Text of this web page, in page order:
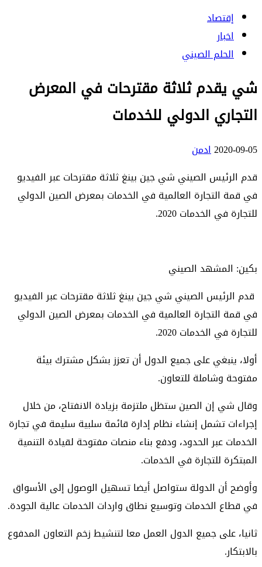
إقتصاد
اخبار
الحلم الصيني
شي يقدم ثلاثة مقترحات في المعرض
التجاري الدولي للخدمات
2020-09-05ادمن
قدم الرئيس الصيني شي جين بينغ ثلاثة مقترحات عبر الفيديو
في قمة التجارة العالمية في الخدمات بمعرض الصين الدولي
للتجارة في الخدمات 2020.
بكين: المشهد الصيني
قدم الرئيس الصيني شي جين بينغ ثلاثة مقترحات عبر الفيديو
في قمة التجارة العالمية في الخدمات بمعرض الصين الدولي
للتجارة في الخدمات 2020.
أولا، ينبغي على جميع الدول أن تعزز بشكل مشترك بيئة
مفتوحة وشاملة للتعاون.
وقال شي إن الصين ستظل ملتزمة بزيادة الانفتاح، من خلال
إجراءات تشمل إنشاء نظام إدارة قائمة سلبية سليمة في تجارة
الخدمات عبر الحدود، ودفع بناء منصات مفتوحة لقيادة التنمية
المبتكرة للتجارة في الخدمات.
وأوضح أن الدولة ستواصل أيضا تسهيل الوصول إلى الأسواق
في قطاع الخدمات وتوسيع نطاق واردات الخدمات عالية الجودة.
ثانيا، على جميع الدول العمل معا لتنشيط زخم التعاون المدفوع
بالابتكار.